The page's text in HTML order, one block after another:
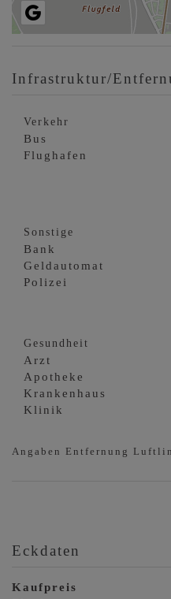
Infrastruktur/
Verkehr
Bus
Flughafen
Sonstige
Bank
Geldautomat
Polizei
Gesundheit
Arzt
Apotheke
Krankenhaus
Klinik
Angaben Entfernung
Eckdaten
Kaufpreis